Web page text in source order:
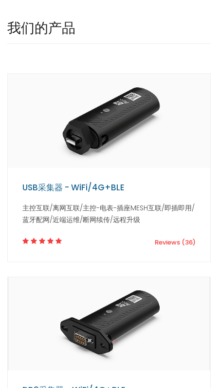
我们的产品
USB采集器 - WiFi/4G+BLE
主控互联/离网互联/主控-电表-插座MESH互联/即插即用/
蓝牙配网/近端运维/断网续传/远程升级
Reviews (36)